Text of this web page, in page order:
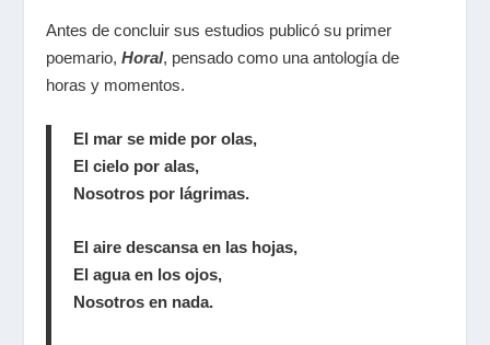
Antes de concluir sus estudios publicó su primer
poemario,Horal, pensado como una antología de
horas y momentos.
El mar se mide por olas,
El cielo por alas,
Nosotros por lágrimas.
El aire descansa en las hojas,
El agua en los ojos,
Nosotros en nada.